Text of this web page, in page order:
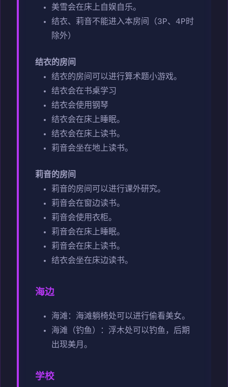
美雪会在床上自娱自乐。
结衣、莉音不能进入本房间（3P、4P时
除外）
结衣的房间
结衣的房间可以进行算术题小游戏。
结衣会在书桌学习
结衣会使用钢琴
结衣会在床上睡眠。
结衣会在床上读书。
莉音会坐在地上读书。
莉音的房间
莉音的房间可以进行课外研究。
莉音会在窗边读书。
莉音会使用衣柜。
莉音会在床上睡眠。
莉音会在床上读书。
结衣会坐在床边读书。
海边
海滩：海滩躺椅处可以进行偷看美女。
海滩（钓鱼）：浮木处可以钓鱼，后期
出现美月。
学校